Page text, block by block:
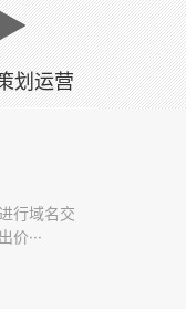
划运营
行域名交
···